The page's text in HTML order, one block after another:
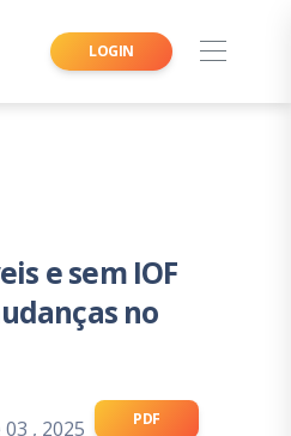
LOGIN
e sem IOF
no
, 2025 PDF